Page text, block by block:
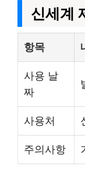
신세계
항목
사용 날
짜
사용처
주의사항